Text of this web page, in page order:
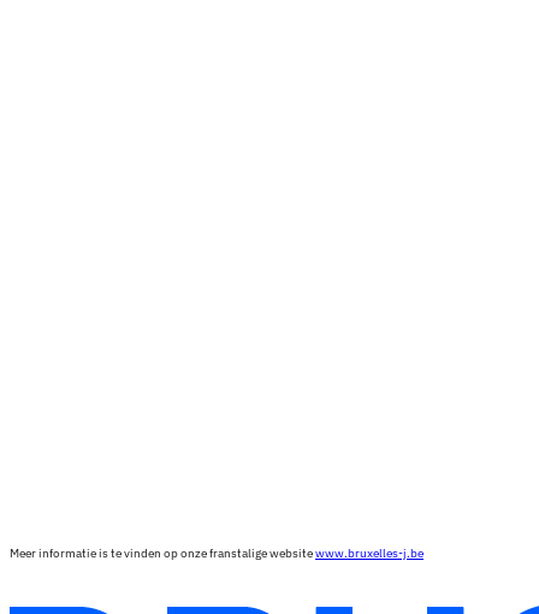
Meer informatie is te vinden op onze franstalige websitewww.bruxelles-j.be